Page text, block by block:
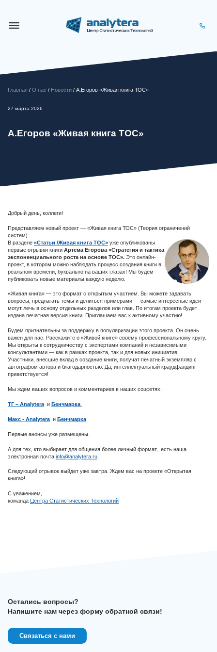
Главная / О нас / Новости / А.Егоров «Живая книга ТОС»
27 марта 2026
А.Егоров «Живая книга ТОС»
Добрый день, коллеги!
Представляем новый проект — «Живая книга ТОС» (Теория ограничений
систем).
В разделе «Статьи /Живая книга ТОС» уже опубликованы
первые отрывки книги Артема Егорова «Стратегия и тактика
экспоненциального роста на основе ТОС». Это онлайн-
проект, в котором можно наблюдать процесс создания книги в
реальном времени, буквально на ваших глазах! Мы будем
публиковать новые материалы каждую неделю.
«Живая книга» — это формат с открытым участием. Вы можете задавать
вопросы, предлагать темы и делиться примерами — самые интересные идеи
могут лечь в основу отдельных разделов или глав. По итогам проекта будет
издана печатная версия книги. Приглашаем вас к активному участию!
Будем признательны за поддержку в популяризации этого проекта. Он очень
важен для нас. Расскажите о «Живой книге» своему профессиональному кругу.
Мы открыты к сотрудничеству с экспертами компаний и независимыми
консультантами — как в рамках проекта, так и для новых инициатив.
Участники, внесшие вклад в создание книги, получат печатный экземпляр с
автографом автора и благодарностью. Да, интеллектуальный краудфандинг
приветствуется!
Мы ждем ваших вопросов и комментариев в наших соцсетях:
ТГ – Analytera и Бенчмарка
Макс - Analytera и Бенчмарка
Первые анонсы уже размещены.
А для тех, кто выбирает для общения более личный формат, есть наша
электронная почта info@analytera.ru
Следующий отрывок выйдет уже завтра. Ждем вас на проекте «Открытая
книга»!
С уважением,
команда Центра Статистических Технологий
Остались вопросы?
Напишите нам через форму обратной связи!
Связаться с нами